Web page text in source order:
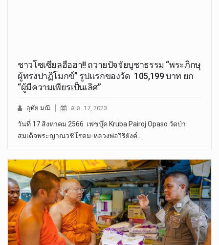
ชาวโซเซียลฮือฮา!! ถวายปัจจัยบูชาธรรม “พระภิกษุ
ผู้ทรงปาฏิโมกข์” รูปแรกของวัด 105,199 บาท ยก
“ผู้มีความเพียรเป็นเลิศ”
อุทัย มณี ส.ค. 17, 2023
วันที่ 17 สิงหาคม 2566 เฟชบุ๊ค Kruba Pairoj Opaso วัดป่า
สมเด็จพระญาณวชิโรดม-หลวงพ่อวิริยังค์…